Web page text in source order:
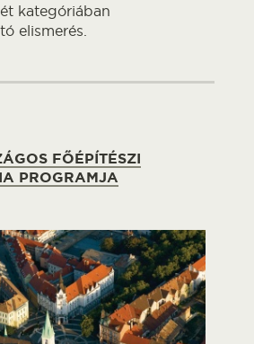
kategóriában
elismerés.
FŐÉPÍTÉSZI
PROGRAMJA